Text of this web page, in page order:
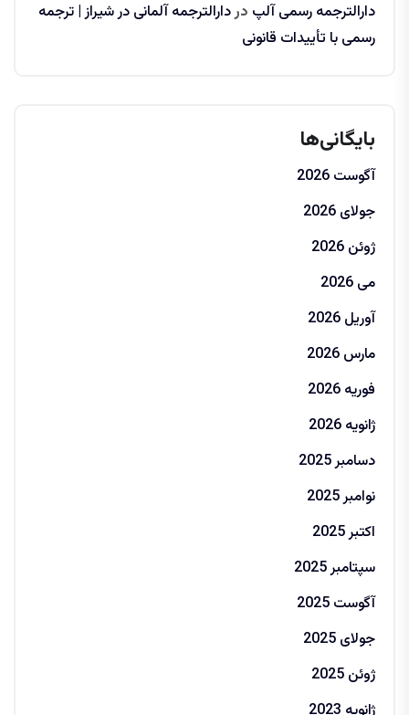
دارالترجمه رسمی آلپ دردارالترجمه آلمانی در شیراز | ترجمه
رسمی با تأییدات قانونی
بایگانی‌ها
آگوست 2026
جولای 2026
ژوئن 2026
می 2026
آوریل 2026
مارس 2026
فوریه 2026
ژانویه 2026
دسامبر 2025
نوامبر 2025
اکتبر 2025
سپتامبر 2025
آگوست 2025
جولای 2025
ژوئن 2025